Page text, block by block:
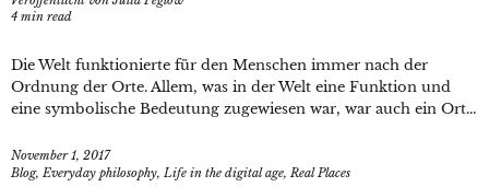
4 min read
Die Welt funktionierte für den Menschen immer nach der
Ordnung der Orte. Allem, was in der Welt eine Funktion und
eine symbolische Bedeutung zugewiesen war, war auch ein Ort...
November 1, 2017
Blog, Everyday philosophy, Life in the digital age, Real Places